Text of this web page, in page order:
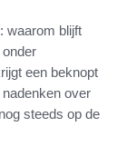
waarom blijft
een beknopt
over
steeds op de